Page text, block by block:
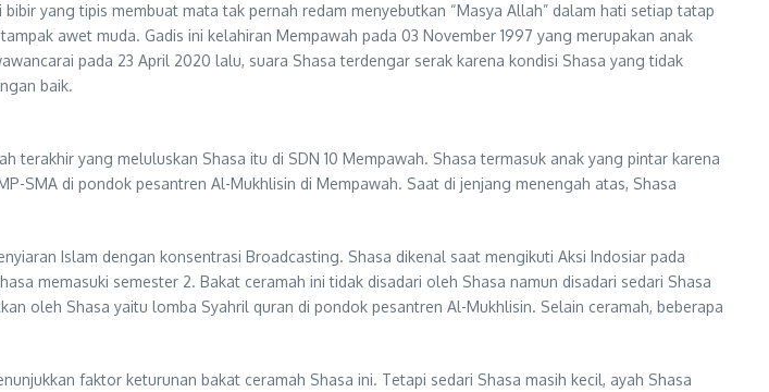
yang tipis membuat mata tak pernah redam menyebutkan “Masya Allah” dalam hati setiap tatap
awet muda. Gadis ini kelahiran Mempawah pada 03 November 1997 yang merupakan anak
pada 23 April 2020 lalu, suara Shasa terdengar serak karena kondisi Shasa yang tidak
baik.
yang meluluskan Shasa itu di SDN 10 Mempawah. Shasa termasuk anak yang pintar karena
SMA di pondok pesantren Al-Mukhlisin di Mempawah. Saat di jenjang menengah atas, Shasa
Islam dengan konsentrasi Broadcasting. Shasa dikenal saat mengikuti Aksi Indosiar pada
memasuki semester 2. Bakat ceramah ini tidak disadari oleh Shasa namun disadari sedari Shasa
oleh Shasa yaitu lomba Syahril quran di pondok pesantren Al-Mukhlisin. Selain ceramah, beberapa
faktor keturunan bakat ceramah Shasa ini. Tetapi sedari Shasa masih kecil, ayah Shasa